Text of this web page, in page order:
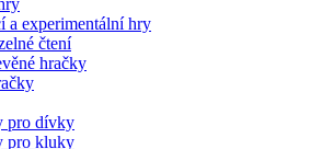
a experimentální hry
čtení
hračky
pro dívky
pro kluky